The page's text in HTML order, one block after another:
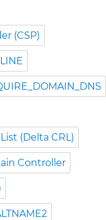
(CSP)
(Delta CRL)
Controller